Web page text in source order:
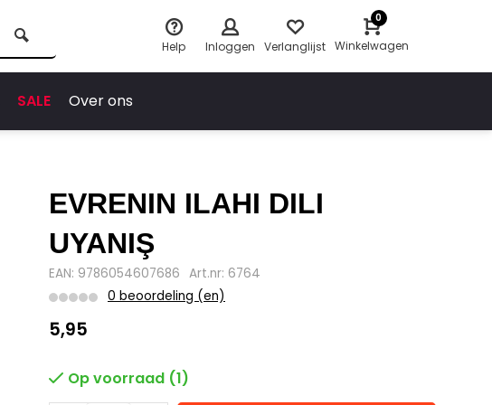
Help Inloggen Verlanglijst
0
Winkelwagen
SALE Over ons
EVRENIN ILAHI DILI
UYANIŞ
EAN: 9786054607686 Art.nr: 6764
0 beoordeling (en)
5,95
Op voorraad (1)